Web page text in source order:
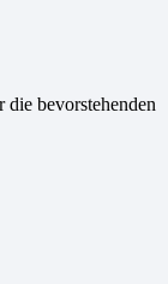
bevorstehenden